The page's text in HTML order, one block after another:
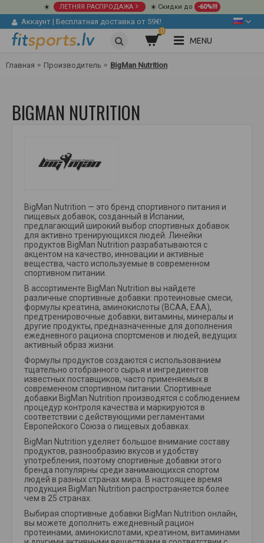
☀️ ЛЕТНЯЯ РАСПРОДАЖА ☀️ Скидки до -60%!!!
Аккаунт | Бесплатная доставка от 59€!
0
MENU
Главная Производитель BigMan Nutrition
BIGMAN NUTRITION
BigMan Nutrition — это бренд спортивного питания и
пищевых добавок, созданный в Испании,
предлагающий широкий выбор спортивных добавок
для активно тренирующихся людей. Линейки
продуктов BigMan Nutrition разрабатываются с
акцентом на качество, инновации и активные
вещества, часто используемые в современном
спортивном питании.
В ассортименте BigMan Nutrition вы найдете
различные спортивные добавки: протеиновые смеси,
формулы креатина, аминокислоты (BCAA, EAA),
предтренировочные добавки, витамины, минералы и
другие продукты, предназначенные для дополнения
ежедневного рациона спортсменов и людей, ведущих
активный образ жизни.
Формулы продуктов создаются с использованием
тщательно отобранного сырья и ингредиентов
известных поставщиков, часто применяемых в
современном спортивном питании. Спортивные
добавки BigMan Nutrition производятся с соблюдением
процедур контроля качества и маркируются в
соответствии с действующими регламентами
Европейского Союза о пищевых добавках.
BigMan Nutrition уделяет большое внимание составу
продуктов, разнообразию вкусов и удобству
употребления, поэтому спортивные добавки этого
бренда популярны среди занимающихся спортом
людей в разных странах мира. В настоящее время
продукция BigMan Nutrition распространяется более
чем в 25 странах.
Выбирая спортивные добавки BigMan Nutrition онлайн,
вы можете дополнить ежедневный рацион
протеинами, аминокислотами, креатином, витаминами